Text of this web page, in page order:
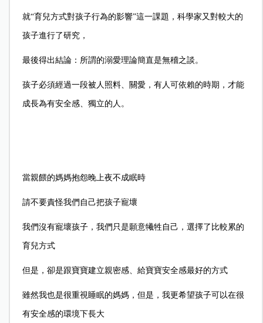
就“育兒方式對孩子行為的影響”這一課題，科學家又對較大的
孩子進行了研究，
最後得出結論：所謂的溺愛理論簡直是無稽之談。
孩子必須經過一段被人照料、關愛，有人可依賴的時期，才能
成長為有安全感、獨立的人。
當親餵的媽媽抱怨晚上夜不成眠時
請不要責怪我們自己把孩子寵壞
我們沒有寵壞孩子，我們只是願意犧牲自己，選擇了比較累的
育兒方式
但是，卻是跟寶寶建立親密感、給寶寶安全感最好的方式
雖然我也是很重視睡眠的媽媽，但是，我更希望孩子可以在很
有安全感的環境下長大